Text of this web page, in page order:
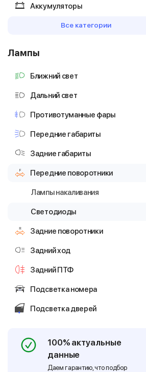
Аккумуляторы
Все категории
Лампы
Ближний свет
Дальний свет
Противотуманные фары
Передние габариты
Задние габариты
Передние поворотники
Лампы накаливания
Светодиоды
Задние поворотники
Задний ход
Задний ПТФ
Подсветка номера
Подсветка дверей
100% актуальные
данные
Даем гарантию, что подбор